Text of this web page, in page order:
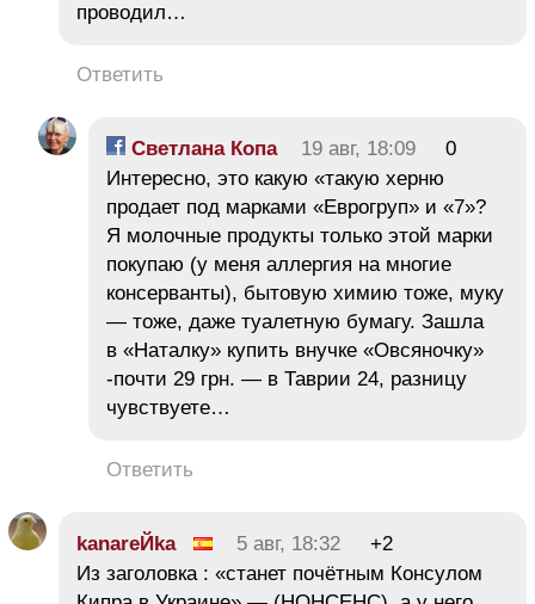
проводил…
Ответить
Светлана Копа 19 авг, 18:09
0
Интересно, это какую «такую херню
продает под марками «Еврогруп» и «7»?
Я молочные продукты только этой марки
покупаю (у меня аллергия на многие
консерванты), бытовую химию тоже, муку
— тоже, даже туалетную бумагу. Зашла
в «Наталку» купить внучке «Овсяночку»
-почти 29 грн. — в Таврии 24, разницу
чувствуете…
Ответить
kanareЙka 5 авг, 18:32
+2
Из заголовка : «станет почётным Консулом